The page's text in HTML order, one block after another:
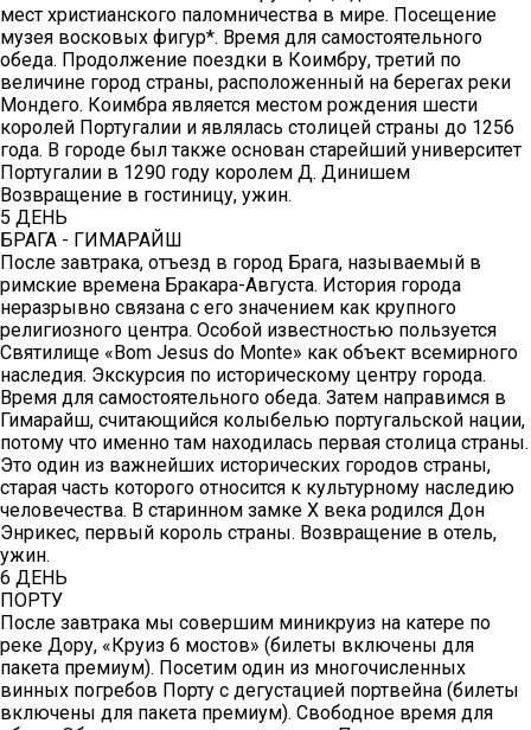
мест христианского паломничества в мире. Посещение
музея восковых фигур*. Время для самостоятельного
обеда. Продолжение поездки в Коимбру, третий по
величине город страны, расположенный на берегах реки
Мондего. Коимбра является местом рождения шести
королей Португалии и являлась столицей страны до 1256
года. В городе был также основан старейший университет
Португалии в 1290 году королем Д. Динишем
Возвращение в гостиницу, ужин.
5 ДЕНЬ
БРАГА - ГИМАРАЙШ
После завтрака, отъезд в город Брага, называемый в
римские времена Бракара-Августа. История города
неразрывно связана с его значением как крупного
религиозного центра. Особой известностью пользуется
Святилище «Bom Jesus do Monte» как объект всемирного
наследия. Экскурсия по историческому центру города.
Время для самостоятельного обеда. Затем направимся в
Гимарайш, считающийся колыбелью португальской нации,
потому что именно там находилась первая столица страны.
Это один из важнейших исторических городов страны,
старая часть которого относится к культурному наследию
человечества. В старинном замке X века родился Дон
Энрикес, первый король страны. Возвращение в отель,
ужин.
6 ДЕНЬ
ПОРТУ
После завтрака мы совершим миникруиз на катере по
реке Дору, «Круиз 6 мостов» (билеты включены для
пакета премиум). Посетим один из многочисленных
винных погребов Порту с дегустацией портвейна (билеты
включены для пакета премиум). Свободное время для